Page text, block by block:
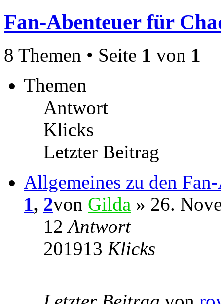
Fan-Abenteuer für
8 Themen • Seite 1 von 1
Themen
Antwort
Klicks
Letzter Beitrag
Allgemeines zu den
1, 2von Gilda » 26.
12Antwort
201913 Klicks